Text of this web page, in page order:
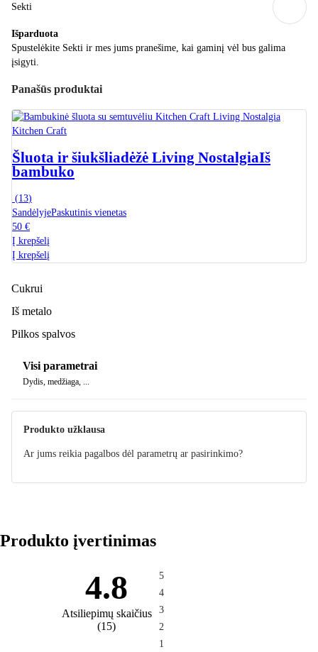
Sekti
Išparduota
Spustelėkite Sekti ir mes jums pranešime, kai gaminį vėl bus galima
įsigyti.
Panašūs produktai
Kitchen Craft
Šluota ir šiukšliadėžė Living NostalgiaIš
bambuko
(13)
SandėlyjePaskutinis vienetas
50 €
Į krepšelį
Į krepšelį
Cukrui
Iš metalo
Pilkos spalvos
Visi parametrai
Dydis, medžiaga, ...
Produkto užklausa
Ar jums reikia pagalbos dėl parametrų ar pasirinkimo?
Produkto įvertinimas
4.8
Atsiliepimų skaičius
(15)
5
4
3
2
1